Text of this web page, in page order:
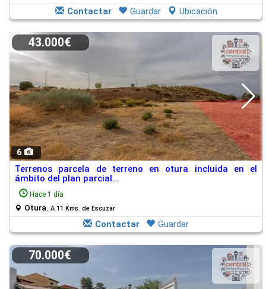
Contactar Guardar Ubicación
6
43.000€
Terrenos parcela de terreno en otura incluida en el
ámbito del plan parcial...
Hace 1 día
Otura. A 11 Kms. de Escuzar
Contactar Guardar
70.000€